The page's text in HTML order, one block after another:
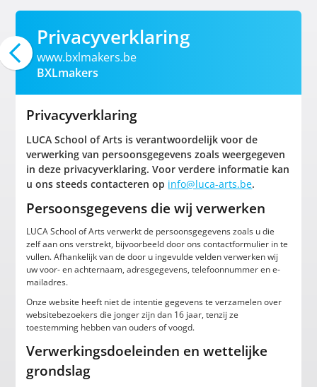
Privacyverklaring
www.bxlmakers.be
BXLmakers
Privacyverklaring
LUCA School of Arts is verantwoordelijk voor de
verwerking van persoonsgegevens zoals weergegeven
in deze privacyverklaring. Voor verdere informatie kan
u ons steeds contacteren op info@luca-arts.be.
Persoonsgegevens die wij verwerken
LUCA School of Arts verwerkt de persoonsgegevens zoals u die
zelf aan ons verstrekt, bijvoorbeeld door ons contactformulier in te
vullen. Afhankelijk van de door u ingevulde velden verwerken wij
uw voor- en achternaam, adresgegevens, telefoonnummer en e-
mailadres.
Onze website heeft niet de intentie gegevens te verzamelen over
websitebezoekers die jonger zijn dan 16 jaar, tenzij ze
toestemming hebben van ouders of voogd.
Verwerkingsdoeleinden en wettelijke
grondslag